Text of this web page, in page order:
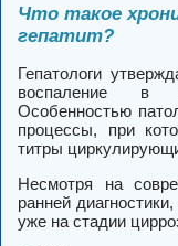
Что такое
гепатит?
Гепатологи
воспаление в
Особенностью
процессы, при
титры
Несмотря на
ранней
уже на стадии